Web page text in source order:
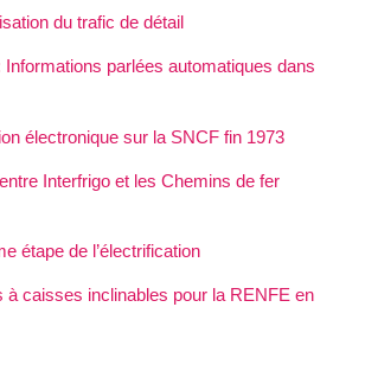
du trafic de détail
parlées automatiques dans
électronique sur la SNCF fin 1973
Interfrigo et les Chemins de fer
étape de l’électrification
à caisses inclinables pour la RENFE en